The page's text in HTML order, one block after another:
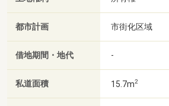
都市計画 市街化区域
借地期間・地代 -
私道面積 15.7m2